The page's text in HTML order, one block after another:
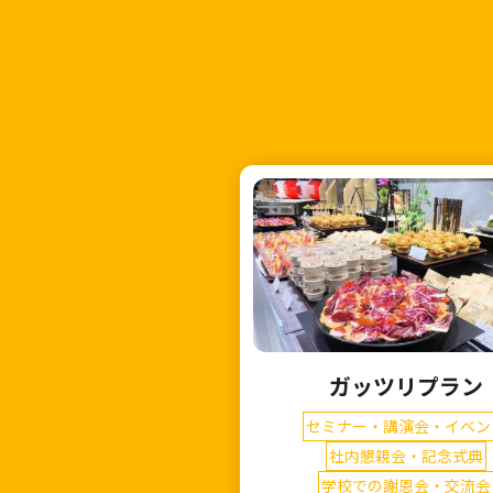
ガッツリプラン
セミナー・講演会・イベ
社内懇親会・記念式典
学校での謝恩会・交流会